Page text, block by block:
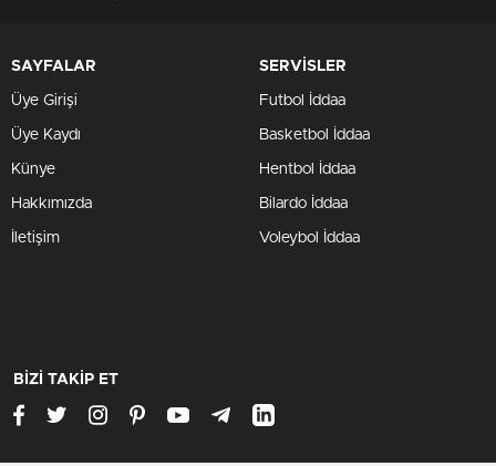
SAYFALAR
Üye Girişi
Üye Kaydı
Künye
Hakkımızda
İletişim
SERVİSLER
Futbol İddaa
Basketbol İddaa
Hentbol İddaa
Bilardo İddaa
Voleybol İddaa
BİZİ TAKİP ET